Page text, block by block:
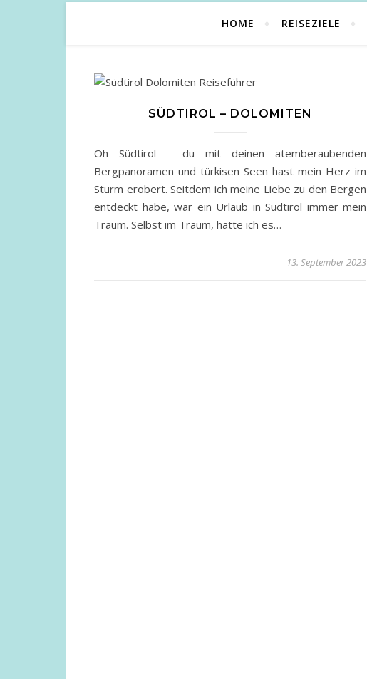
HOME REISEZIELE
SÜDTIROL – DOLOMITEN
Oh Südtirol - du mit deinen atemberaubenden
Bergpanoramen und türkisen Seen hast mein Herz im
Sturm erobert. Seitdem ich meine Liebe zu den Bergen
entdeckt habe, war ein Urlaub in Südtirol immer mein
Traum. Selbst im Traum, hätte ich es…
13. September 2023